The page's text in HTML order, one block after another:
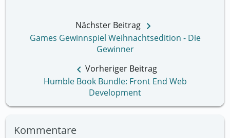
keyboard_arrow_left Vorheriger Beitrag
Humble Book Bundle: Front End Web
Development
Nächster Beitrag keyboard_arrow_right
Games Gewinnspiel Weihnachtsedition - Die
Gewinner
Kommentare